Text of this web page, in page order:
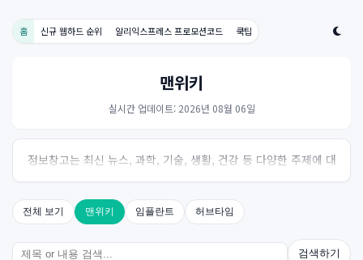
홈 신규 웹하드 순위 알리익스프레스 프로모션코드 쿡팁
맨위키
실시간 업데이트: 2026년 08월 06일
정보창고는 최신 뉴스, 과학, 기술, 생활, 건강 등 다양한 주제에 대
한 신뢰성 있는 정보를 제공하는 온라인 자료실입니다.
전체 보기 맨위키 임플란트 허브타임
검색하기